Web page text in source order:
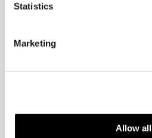
Statistics
Marketing
Allow all